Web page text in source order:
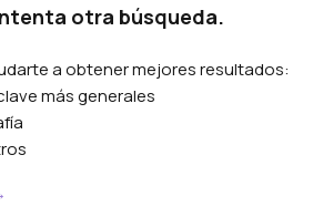
otra búsqueda.
a obtener mejores resultados:
más generales